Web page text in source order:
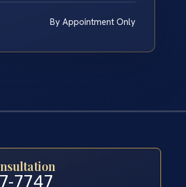
By Appointment Only
7747